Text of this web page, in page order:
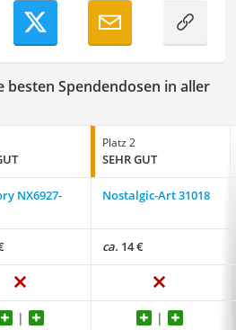
besten Spendendosen in aller
Platz 2
SEHR GUT
‎NX6927-
Nostalgic-Art 31018
ca. 14 €